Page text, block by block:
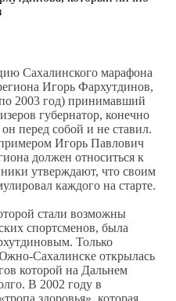
Сахалинского марафона
Игорь Фархутдинов,
2003 год) принимавший
губернатор, конечно
перед собой и не ставил.
Игорь Павлович
должен относиться к
утверждают, что своим
каждого на старте.
стали возможны
спортсменов, была
Только
Сахалинске открылась
которой на Дальнем
В 2002 году в
здоровья», которая